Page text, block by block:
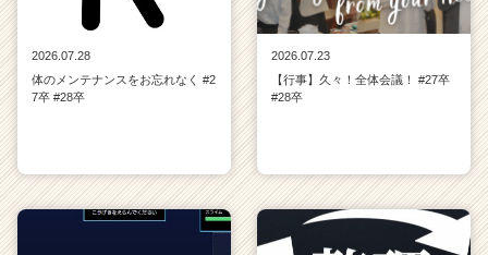
2026.07.28
体のメンテナンスをお忘れなく #2
7卒 #28卒
2026.07.23
【行事】久々！全体会議！ #27卒
#28卒